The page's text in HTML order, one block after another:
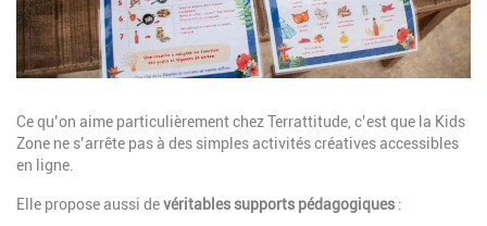
Description
Ce qu’on aime particulièrement chez Terrattitude, c’est que la Kids
Zone ne s’arrête pas à des simples activités créatives accessibles
en ligne.
Elle propose aussi devéritables supports pédagogiques :